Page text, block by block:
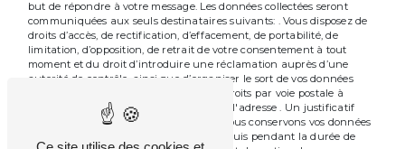
but de répondre à votre message. Les données collectées seront
communiquées aux seuls destinataires suivants: . Vous disposez de
droits d’accès, de rectification, d’effacement, de portabilité, de
limitation, d’opposition, de retrait de votre consentement à tout
moment et du droit d’introduire une réclamation auprès d’une
autorité de contrôle, ainsi que d’organiser le sort de vos données
post-mortem. Vous pouvez exercer ces droits par voie postale à
l'adresse ou par courrier électronique à l'adresse . Un justificatif
d'identité pourra vous être demandé. Nous conservons vos données
pendant la période de prise de contact puis pendant la durée de